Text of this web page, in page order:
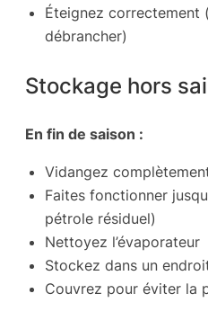
Éteignez correctement
débrancher)
Stockage hors
En fin de saison :
Vidangez
Faites fonctionner
pétrole résiduel)
Nettoyez l’évaporateur
Stockez dans un
Couvrez pour éviter la